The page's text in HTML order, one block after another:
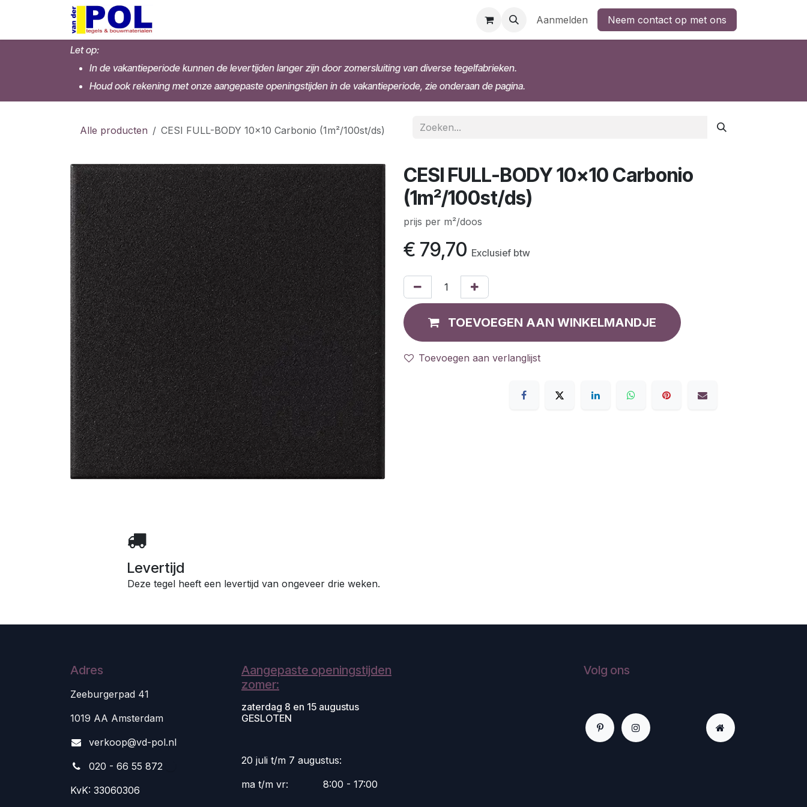
Overslaan naar inhoud
Aanmelden Neem contact op met ons
Let op:
In de vakantieperiode kunnen de levertijden langer zijn door zomersluiting van diverse tegelfabrieken.
Houd ook rekening met onze aangepaste openingstijden in de vakantieperiode, zie onderaan de pagina.
Alle producten CESI FULL-BODY 10x10 Carbonio (1m²/100st/ds)
CESI FULL-BODY 10x10 Carbonio
(1m²/100st/ds)
prijs per m²/doos
€ 79,70 Exclusief btw
TOEVOEGEN AAN WINKELMANDJE
Toevoegen aan verlanglijst
Levertijd
Deze tegel heeft een levertijd van ongeveer drie weken.
Adres
Zeeburgerpad 41
1019 AA Amsterdam
verkoop@vd-pol.nl
020 - 66 55 872
KvK: 33060306
Aangepaste openingstijden
zomer:
zaterdag 8 en 15 augustus
GESLOTEN
20 juli t/m 7 augustus:
ma t/m vr:
​8:00 - 17:00
Volg ons